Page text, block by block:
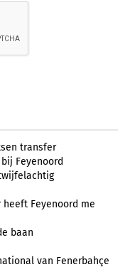
transfer
Feyenoord
Feyenoord me
baan
van Fenerbahçe